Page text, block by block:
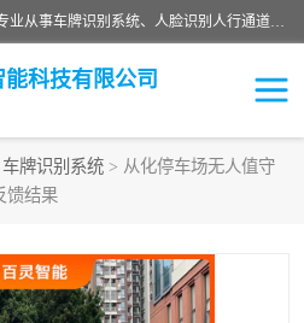
广州百灵智能科技有限公司是一家专业从事车牌识别系统、人脸识别人行通道、安防监控交通设施、停车场智能管理系统、停车场云平台、车牌识别一体机、自动道闸、通道设备、交通设施及交通划线等产品研发、生产和销售的高新技术企业。
科技有限公司
车牌识别系统 > 从化停车场无人值守
馈结果